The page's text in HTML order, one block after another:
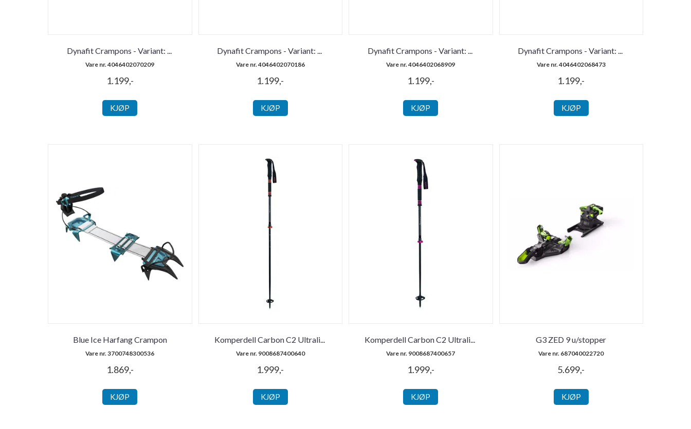
Dynafit Crampons - Variant: ...
Vare nr. 4046402070209
1.199,-
KJØP
Dynafit Crampons - Variant:...
Vare nr. 4046402070186
1.199,-
KJØP
Dynafit Crampons - Variant: ...
Vare nr. 4046402068909
1.199,-
KJØP
Dynafit Crampons - Variant:...
Vare nr. 4046402068473
1.199,-
KJØP
Blue Ice Harfang Crampon
Vare nr. 3700748300536
1.869,-
KJØP
Komperdell Carbon C2 Ultrali...
Vare nr. 9008687400640
1.999,-
KJØP
Komperdell Carbon C2 Ultrali...
Vare nr. 9008687400657
1.999,-
KJØP
G3 ZED 9 u/stopper
Vare nr. 687040022720
5.699,-
KJØP